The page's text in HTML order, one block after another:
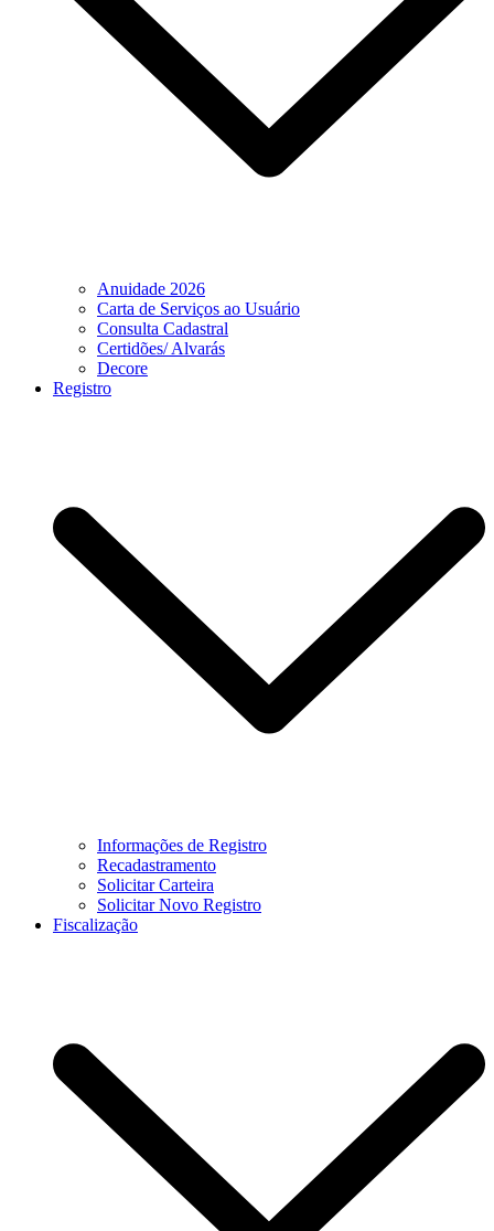
Anuidade 2026
Carta de Serviços ao Usuário
Consulta Cadastral
Certidões/ Alvarás
Decore
Registro
Informações de Registro
Recadastramento
Solicitar Carteira
Solicitar Novo Registro
Fiscalização